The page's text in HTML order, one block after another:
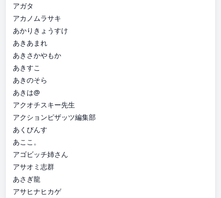
アガタ
アカノムラサキ
あかりきょうすけ
あきあまれ
あきさかやもか
あきすこ
あきのそら
あきは@
アクオチスキー先生
アクションピザッツ編集部
あくびんす
あここ。
アゴビッチ姉さん
アサオミ志群
あさぎ龍
アサヒナヒカゲ